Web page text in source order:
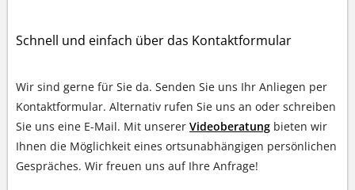
Schnell und einfach über das Kontaktformular
Wir sind gerne für Sie da. Senden Sie uns Ihr Anliegen per
Kontaktformular. Alternativ rufen Sie uns an oder schreiben
Sie uns eine E-Mail. Mit unserer Videoberatung bieten wir
Ihnen die Möglichkeit eines ortsunabhängigen persönlichen
Gespräches. Wir freuen uns auf Ihre Anfrage!